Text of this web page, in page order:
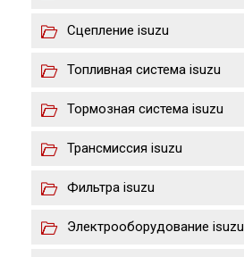
Сцепление isuzu
Топливная система isuzu
Тормозная система isuzu
Трансмиссия isuzu
Фильтра isuzu
Электрооборудование isuzu